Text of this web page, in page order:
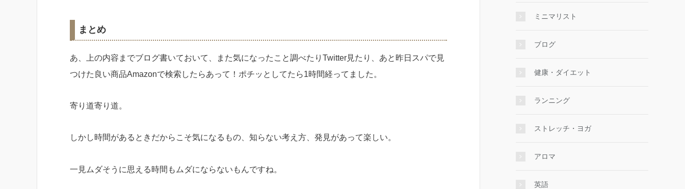
まとめ
あ、上の内容までブログ書いておいて、また気になったこと調べたりTwitter見たり、あと昨日スパで見
つけた良い商品Amazonで検索したらあって！ポチッとしてたら1時間経ってました。
寄り道寄り道。
しかし時間があるときだからこそ気になるもの、知らない考え方、発見があって楽しい。
一見ムダそうに思える時間もムダにならないもんですね。
ミニマリスト
ブログ
健康・ダイエット
ランニング
ストレッチ・ヨガ
アロマ
英語